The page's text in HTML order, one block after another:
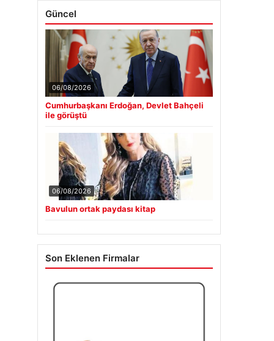
Güncel
06/08/2026
Cumhurbaşkanı Erdoğan, Devlet Bahçeli
ile görüştü
06/08/2026
Bavulun ortak paydası kitap
Son Eklenen Firmalar